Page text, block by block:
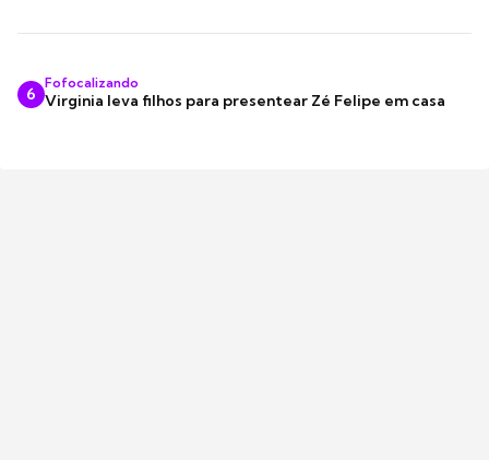
6
Fofocalizando
Virginia leva filhos para presentear Zé Felipe em casa